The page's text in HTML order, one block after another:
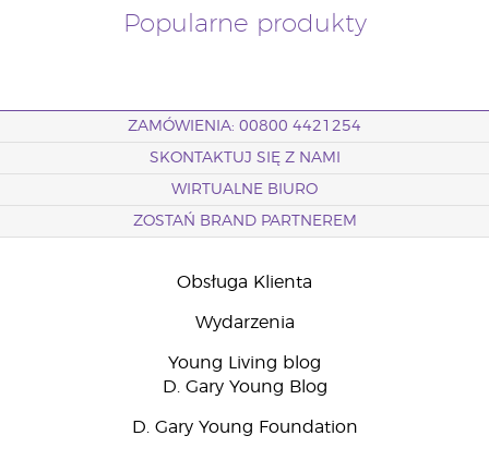
Popularne produkty
ZAMÓWIENIA: 00800 4421254
SKONTAKTUJ SIĘ Z NAMI
WIRTUALNE BIURO
ZOSTAŃ BRAND PARTNEREM
Obsługa Klienta
Wydarzenia
Young Living blog
D. Gary Young Blog
D. Gary Young Foundation